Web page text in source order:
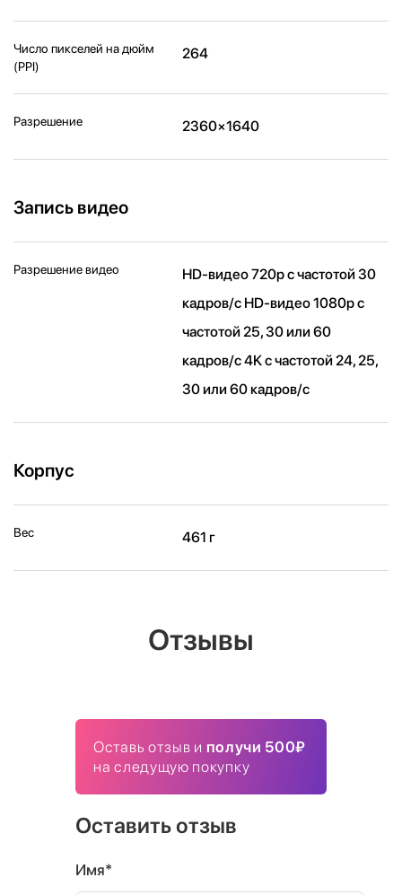
Число пикселей на дюйм
(PPI)
264
Разрешение 2360×1640
Запись видео
Разрешение видео
HD-видео 720p с частотой 30
кадров/ с HD-видео 1080p с
частотой 25, 30 или 60
кадров/ с 4K с частотой 24, 25,
30 или 60 кадров/ с
Корпус
Вес 461 г
Отзывы
Оставь отзыв и получи 500₽
на следущую покупку
Оставить отзыв
Имя*